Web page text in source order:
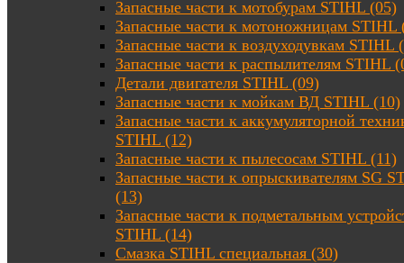
Запасные части к мотобурам STIHL (05)
Запасные части к мотоножницам STIHL
Запасные части к воздуходувкам STIHL
Запасные части к распылителям STIHL
Детали двигателя STIHL (09)
Запасные части к мойкам ВД STIHL (10)
Запасные части к аккумуляторной
STIHL (12)
Запасные части к пылесосам STIHL (11)
Запасные части к опрыскивателям SG
(13)
Запасные части к подметальным
STIHL (14)
Смазка STIHL специальная (30)